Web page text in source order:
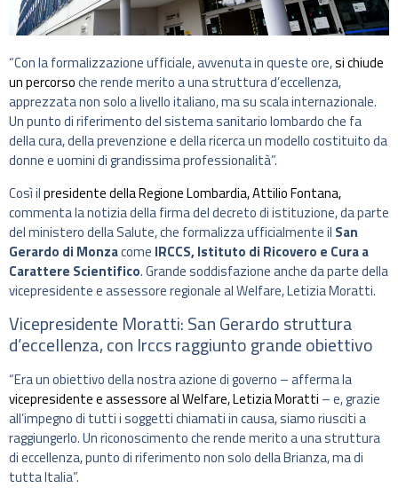
“Con la formalizzazione ufficiale, avvenuta in queste ore,si chiude
un percorsoche rende merito a una struttura d’eccellenza,
apprezzata non solo a livello italiano, ma su scala internazionale.
Un punto di riferimento del sistema sanitario lombardo che fa
della cura, della prevenzione e della ricerca un modello costituito da
donne e uomini di grandissima professionalità”.
Così ilpresidente della Regione Lombardia, Attilio Fontana,
commenta la notizia della firma del decreto di istituzione, da parte
del ministero della Salute, che formalizza ufficialmente il San
Gerardo di Monzacome IRCCS, Istituto di Ricovero e Cura a
Carattere Scientifico. Grande soddisfazione anche da parte della
vicepresidente e assessore regionale al Welfare, Letizia Moratti.
Vicepresidente Moratti: San Gerardo struttura
d’eccellenza, con Irccs raggiunto grande obiettivo
“Era un obiettivo della nostra azione di governo – afferma la
vicepresidente e assessore al Welfare, Letizia Moratti – e, grazie
all’impegno di tutti i soggetti chiamati in causa, siamo riusciti a
raggiungerlo. Un riconoscimento che rende merito a una struttura
di eccellenza, punto di riferimento non solo della Brianza, ma di
tutta Italia”.